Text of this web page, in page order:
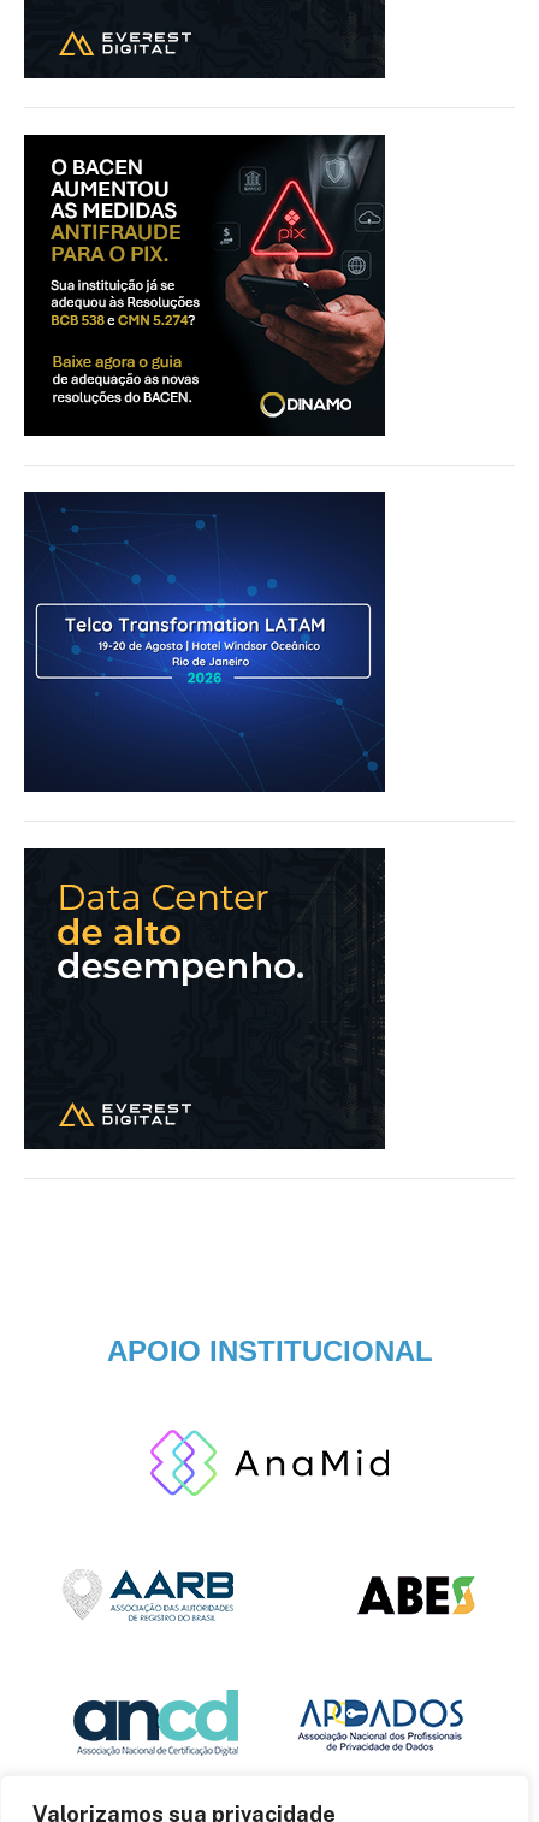
Valorizamos sua privacidade
APOIO INSTITUCIONAL